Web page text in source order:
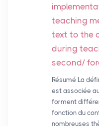
teaching
text to the
during
second/
Résumé La
est associée
forment
fonction du
nombreuses